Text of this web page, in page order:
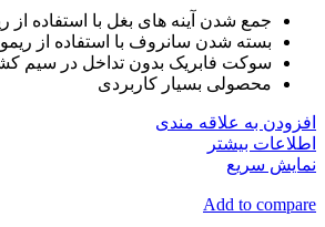
جمع شدن آینه های بغل با استفاده از
بسته شدن سانروف با استفاده از
سوکت فابریک بدون تداخل در سیم
محصولی بسیار کاربردی
افزودن به علاقه مندی
اطلاعات بیشتر
نمایش سریع
Add to compare